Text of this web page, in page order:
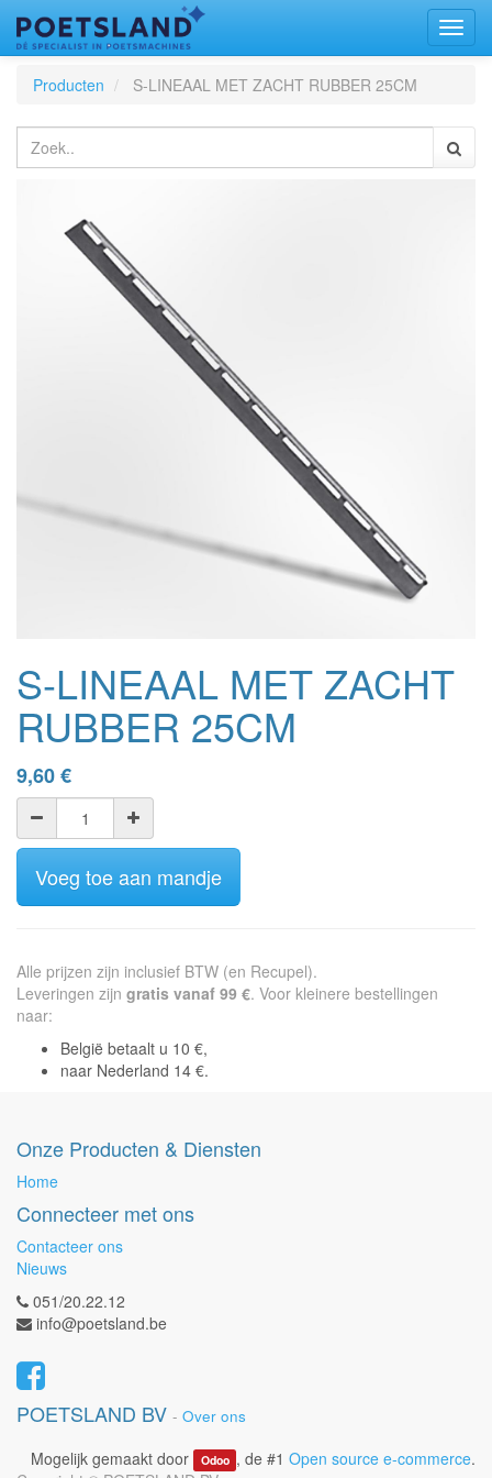
Producten
S-LINEAAL MET ZACHT RUBBER 25CM
S-LINEAAL MET ZACHT
RUBBER 25CM
9,60€
Voeg toe aan mandje
Alle prijzen zijn inclusief BTW (en Recupel).
Leveringen zijn gratis vanaf 99 €. Voor kleinere bestellingen
naar:
België betaalt u 10 €,
naar Nederland 14 €.
Onze Producten & Diensten
Home
Connecteer met ons
Contacteer ons
Nieuws
051/20.22.12
info@poetsland.be
POETSLAND BV - Over ons
Mogelijk gemaakt door Odoo , de #1 Open source e-commerce.